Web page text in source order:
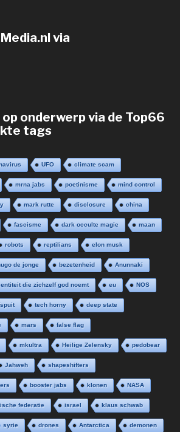
via
op onderwerp via de Top66
tags
UFO climate scam
mrna jabs poetinisme mind control
mark rutte disclosure china
fascisme dark occulte magie maan
robots reptilians elon musk
de jonge bezetenheid Anunnaki
die zichzelf god noemt eu NOS
tech horny deep state
mars false flag
mkultra Heilige Zelensky pedobear
Jahweh shapeshifters
booster jabs klonen NASA
federatie israel klaus schwab
syrie drones Antarctica demonen